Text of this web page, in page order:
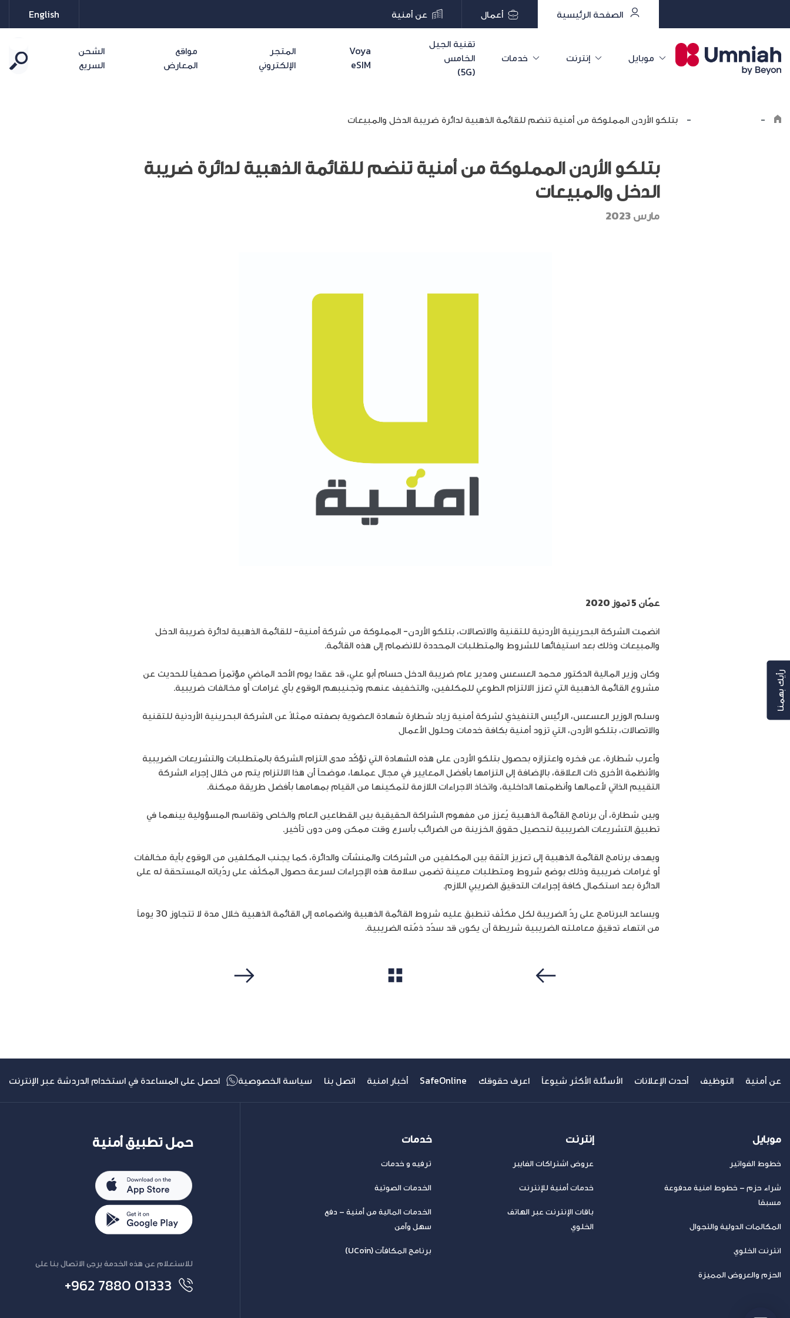
الصفحة الرئيسية أعمال عن أمنية English
موبايل إنترنت خدمات
تقنية الجيل
الخامس
(5G)
Voya
eSIM
المتجر
الإلكتروني
مواقع
المعارض
الشحن
السريع
-
- بتلكو الأردن المملوكة من أمنية تنضم للقائمة الذهبية لدائرة ضريبة الدخل والمبيعات
بتلكو الأردن المملوكة من أمنية تنضم للقائمة الذهبية لدائرة ضريبة
الدخل والمبيعات
مارس 2023
عمّان 5 تموز 2020
انضمت الشركة البحرينية الأردنية للتقنية والاتصالات، بتلكو الأردن- المملوكة من شركة أمنية- للقائمة الذهبية لدائرة ضريبة الدخل
والمبيعات وذلك بعد استيفائها للشروط والمتطلبات المحددة للانضمام إلى هذه القائمة.
وكان وزير المالية الدكتور محمد العسعس ومدير عام ضريبة الدخل حسام أبو علي، قد عقدا يوم الأحد الماضي مؤتمراً صحفياً للحديث عن
مشروع القائمة الذهبية التي تعزز الالتزام الطوعي للمكلفين، والتخفيف عنهم وتجنيبهم الوقوع بأي غرامات أو مخالفات ضريبية.
وسلم الوزير العسعس، الرئيس التنفيذي لشركة أمنية زياد شطارة شهادة العضوية بصفته ممثلاً عن الشركة البحرينية الأردنية للتقنية
والاتصالات، بتلكو الأردن، التي تزود أمنية بكافة خدمات وحلول الأعمال
وأعرب شطارة، عن فخره واعتزازه بحصول بتلكو الأردن على هذه الشهادة التي تؤكّد مدى التزام الشركة بالمتطلبات والتشريعات الضريبية
والأنظمة الأخرى ذات العلاقة، بالإضافة إلى التزامها بأفضل المعايير في مجال عملها، موضحاً أن هذا الالتزام يتم من خلال إجراء الشركة
التقييم الذاتي لأعمالها وأنظمتها الداخلية، واتخاذ الاجراءات اللازمة لتمكينها من القيام بمهامها بأفضل طريقة ممكنة.
وبين شطارة، أن برنامج القائمة الذهبية يُعزز من مفهوم الشراكة الحقيقية بين القطاعين العام والخاص وتقاسم المسؤولية بينهما في
تطبيق التشريعات الضريبية لتحصيل حقوق الخزينة من الضرائب بأسرع وقت ممكن ومن دون تأخير.
ويهدف برنامج القائمة الذهبية إلى تعزيز الثقة بين المكلفين من الشركات والمنشآت والدائرة، كما يجنب المكلفين من الوقوع بأية مخالفات
أو غرامات ضريبية وذلك بوضع شروط ومتطلبات معينة تضمن سلامة هذه الإجراءات لسرعة حصول المكلّف على ردّياته المستحقة له على
الدائرة بعد استكمال كافة إجراءات التدقيق الضريبي اللازم.
ويساعد البرنامج على ردّ الضريبة لكل مكلّف تنطبق عليه شروط القائمة الذهبية وانضمامه إلى القائمة الذهبية خلال مدة لا تتجاوز 30 يوماً
من انتهاء تدقيق معاملته الضريبية شريطة أن يكون قد سدّد ذمّته الضريبية.
عن أمنية التوظيف أحدث الإعلانات الأسئلة الأكثر شيوعاً اعرف حقوقك SafeOnline أخبار امنية اتصل بنا سياسة الخصوصية احصل على المساعدة في استخدام الدردشة عبر الإنترنت
موبايل
خطوط الفواتير
شراء حزم – خطوط امنية مدفوعة
مسبقا
المكالمات الدولية والتجوال
انترنت الخلوي
الحزم والعروض المميزة
إنترنت
عروض اشتراكات الفايبر
خدمات أمنية للإنترنت
باقات الإنترنت عبر الهاتف
الخلوي
خدمات
ترفيه و خدمات
الخدمات الصوتية
الخدمات المالية من أمنية – دفع
سهل وآمن
برنامج المكافآت (UCoin)
حمل تطبيق أمنية
للاستعلام عن هذه الخدمة يرجى الاتصال بنا على
+962 7880 01333
رأيك بهمنا